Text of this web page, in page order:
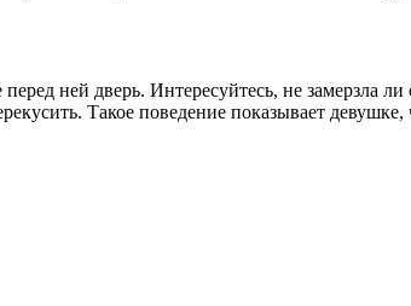
ней дверь. Интересуйтесь, не замерзла
Такое поведение показывает девушке,